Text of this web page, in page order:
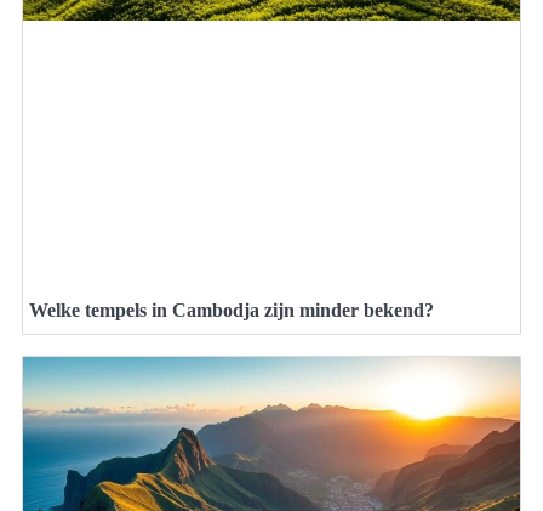
Welke tempels in Cambodja zijn minder bekend?